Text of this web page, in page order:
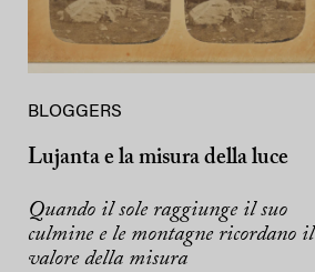
BLOGGERS
Lujanta e la misura della luce
Quando il sole raggiunge il suo
culmine e le montagne ricordano il
valore della misura